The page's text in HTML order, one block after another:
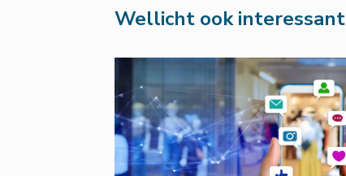
Wellicht ook interessant